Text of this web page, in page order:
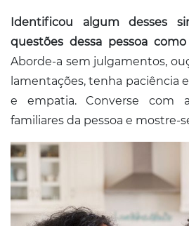
Identificou algum desses
questões dessa pessoa
Aborde-a sem julgamentos,
lamentações, tenha paciência
e empatia. Converse com
familiares da pessoa e mostre-